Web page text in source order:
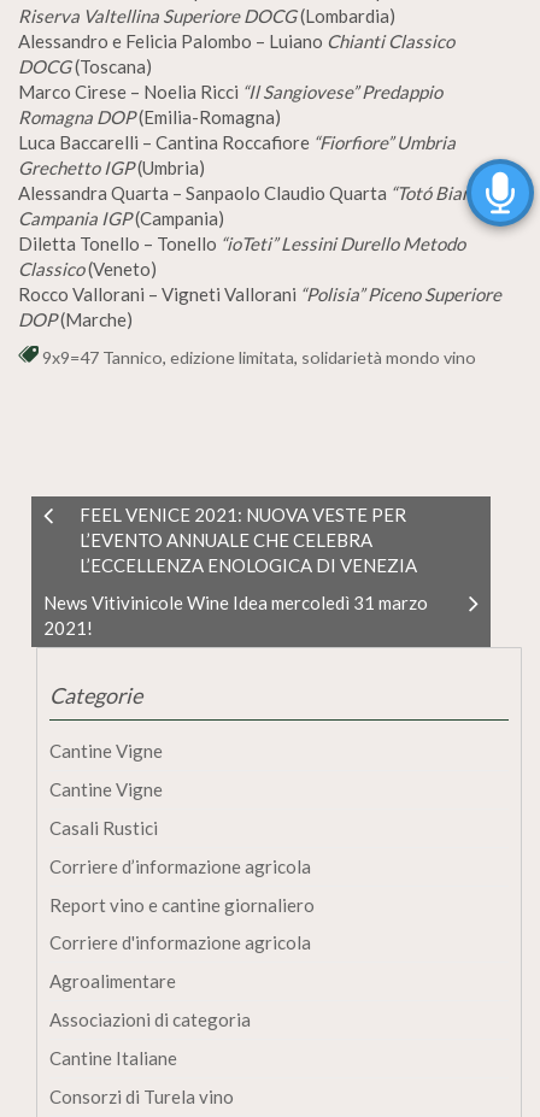
Riserva Valtellina Superiore DOCG(Lombardia)
Alessandro e Felicia Palombo – Luiano Chianti Classico
DOCG(Toscana)
Marco Cirese – Noelia Ricci “Il Sangiovese” Predappio
Romagna DOP(Emilia-Romagna)
Luca Baccarelli – Cantina Roccafiore “Fiorfiore” Umbria
Grechetto IGP(Umbria)
Alessandra Quarta – Sanpaolo Claudio Quarta “Totó Bianco”
Campania IGP(Campania)
Diletta Tonello – Tonello “ioTeti” Lessini Durello Metodo
Classico(Veneto)
Rocco Vallorani – Vigneti Vallorani “Polisia” Piceno Superiore
DOP(Marche)
9x9=47 Tannico, edizione limitata, solidarietà mondo vino
FEEL VENICE 2021: NUOVA VESTE PER
L’EVENTO ANNUALE CHE CELEBRA
L’ECCELLENZA ENOLOGICA DI VENEZIA
News Vitivinicole Wine Idea mercoledì 31 marzo
2021!
Categorie
Cantine Vigne
Cantine Vigne
Casali Rustici
Corriere d’informazione agricola
Report vino e cantine giornaliero
Corriere d'informazione agricola
Agroalimentare
Associazioni di categoria
Cantine Italiane
Consorzi di Turela vino